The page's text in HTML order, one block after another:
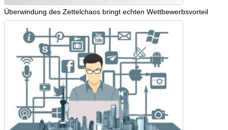
Überwindung des Zettelchaos bringt echten Wettbewerbsvorteil